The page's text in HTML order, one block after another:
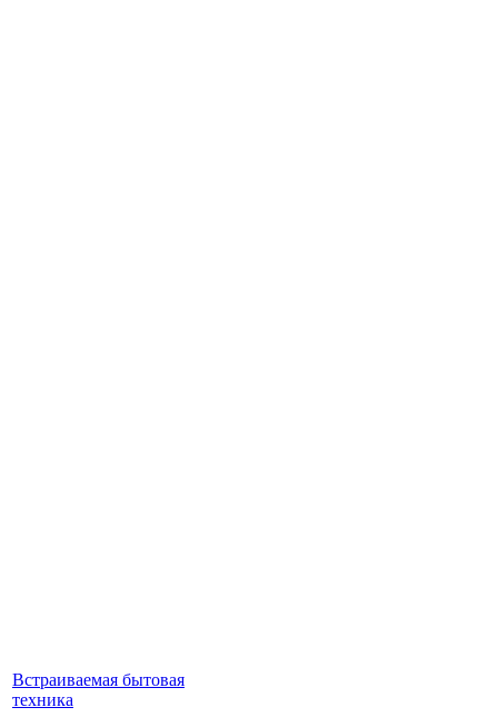
Встраиваемая бытовая
техника